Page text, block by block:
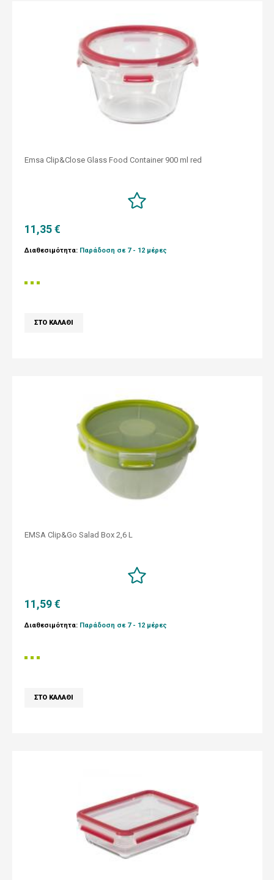
Emsa Clip&Close Glass Food Container 900 ml red
11,35 €
Διαθεσιμότητα: Παράδοση σε 7 - 12 μέρες
EMSA Clip&Go Salad Box 2,6 L
11,59 €
Διαθεσιμότητα: Παράδοση σε 7 - 12 μέρες